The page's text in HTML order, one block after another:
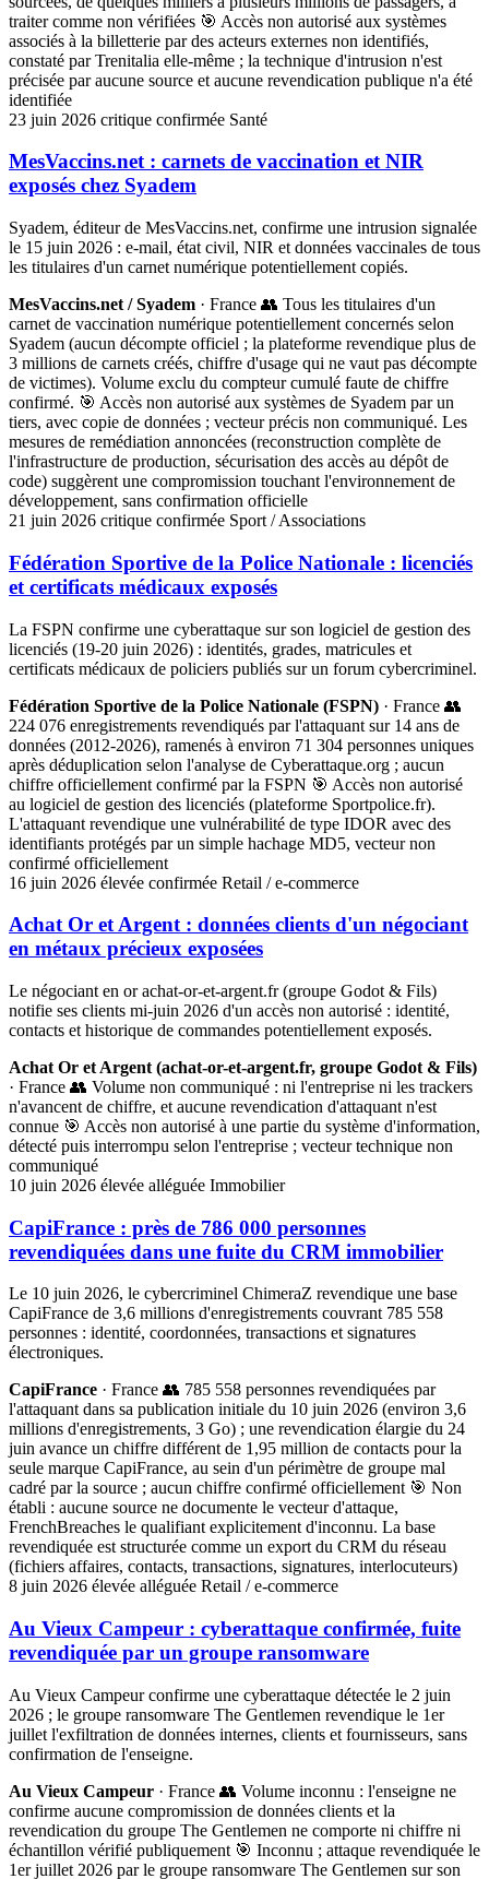
traiter comme non vérifiées 🎯 Accès non autorisé aux systèmes
associés à la billetterie par des acteurs externes non identifiés,
constaté par Trenitalia elle-même ; la technique d'intrusion n'est
précisée par aucune source et aucune revendication publique n'a été
identifiée
23 juin 2026 critique confirmée Santé
MesVaccins.net : carnets de vaccination et NIR
exposés chez Syadem
Syadem, éditeur de MesVaccins.net, confirme une intrusion signalée
le 15 juin 2026 : e-mail, état civil, NIR et données vaccinales de tous
les titulaires d'un carnet numérique potentiellement copiés.
MesVaccins.net / Syadem · France 👥 Tous les titulaires d'un
carnet de vaccination numérique potentiellement concernés selon
Syadem (aucun décompte officiel ; la plateforme revendique plus de
3 millions de carnets créés, chiffre d'usage qui ne vaut pas décompte
de victimes). Volume exclu du compteur cumulé faute de chiffre
confirmé. 🎯 Accès non autorisé aux systèmes de Syadem par un
tiers, avec copie de données ; vecteur précis non communiqué. Les
mesures de remédiation annoncées (reconstruction complète de
l'infrastructure de production, sécurisation des accès au dépôt de
code) suggèrent une compromission touchant l'environnement de
développement, sans confirmation officielle
21 juin 2026 critique confirmée Sport / Associations
Fédération Sportive de la Police Nationale : licenciés
et certificats médicaux exposés
La FSPN confirme une cyberattaque sur son logiciel de gestion des
licenciés (19-20 juin 2026) : identités, grades, matricules et
certificats médicaux de policiers publiés sur un forum cybercriminel.
Fédération Sportive de la Police Nationale (FSPN) · France 👥
224 076 enregistrements revendiqués par l'attaquant sur 14 ans de
données (2012-2026), ramenés à environ 71 304 personnes uniques
après déduplication selon l'analyse de Cyberattaque.org ; aucun
chiffre officiellement confirmé par la FSPN 🎯 Accès non autorisé
au logiciel de gestion des licenciés (plateforme Sportpolice.fr).
L'attaquant revendique une vulnérabilité de type IDOR avec des
identifiants protégés par un simple hachage MD5, vecteur non
confirmé officiellement
16 juin 2026 élevée confirmée Retail / e-commerce
Achat Or et Argent : données clients d'un négociant
en métaux précieux exposées
Le négociant en or achat-or-et-argent.fr (groupe Godot & Fils)
notifie ses clients mi-juin 2026 d'un accès non autorisé : identité,
contacts et historique de commandes potentiellement exposés.
Achat Or et Argent (achat-or-et-argent.fr, groupe Godot & Fils)
· France 👥 Volume non communiqué : ni l'entreprise ni les trackers
n'avancent de chiffre, et aucune revendication d'attaquant n'est
connue 🎯 Accès non autorisé à une partie du système d'information,
détecté puis interrompu selon l'entreprise ; vecteur technique non
communiqué
10 juin 2026 élevée alléguée Immobilier
CapiFrance : près de 786 000 personnes
revendiquées dans une fuite du CRM immobilier
Le 10 juin 2026, le cybercriminel ChimeraZ revendique une base
CapiFrance de 3,6 millions d'enregistrements couvrant 785 558
personnes : identité, coordonnées, transactions et signatures
électroniques.
CapiFrance · France 👥 785 558 personnes revendiquées par
l'attaquant dans sa publication initiale du 10 juin 2026 (environ 3,6
millions d'enregistrements, 3 Go) ; une revendication élargie du 24
juin avance un chiffre différent de 1,95 million de contacts pour la
seule marque CapiFrance, au sein d'un périmètre de groupe mal
cadré par la source ; aucun chiffre confirmé officiellement 🎯 Non
établi : aucune source ne documente le vecteur d'attaque,
FrenchBreaches le qualifiant explicitement d'inconnu. La base
revendiquée est structurée comme un export du CRM du réseau
(fichiers affaires, contacts, transactions, signatures, interlocuteurs)
8 juin 2026 élevée alléguée Retail / e-commerce
Au Vieux Campeur : cyberattaque confirmée, fuite
revendiquée par un groupe ransomware
Au Vieux Campeur confirme une cyberattaque détectée le 2 juin
2026 ; le groupe ransomware The Gentlemen revendique le 1er
juillet l'exfiltration de données internes, clients et fournisseurs, sans
confirmation de l'enseigne.
Au Vieux Campeur · France 👥 Volume inconnu : l'enseigne ne
confirme aucune compromission de données clients et la
revendication du groupe The Gentlemen ne comporte ni chiffre ni
échantillon vérifié publiquement 🎯 Inconnu ; attaque revendiquée le
1er juillet 2026 par le groupe ransomware The Gentlemen sur son